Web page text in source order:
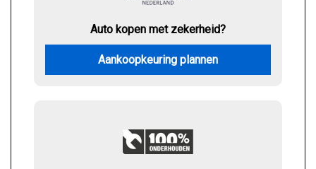
Auto kopen met zekerheid?
Aankoopkeuring plannen